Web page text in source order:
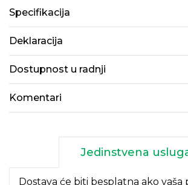
Specifikacija
Deklaracija
Dostupnost u radnji
Komentari
Jedinstvena
Dostava će biti besplatna ako